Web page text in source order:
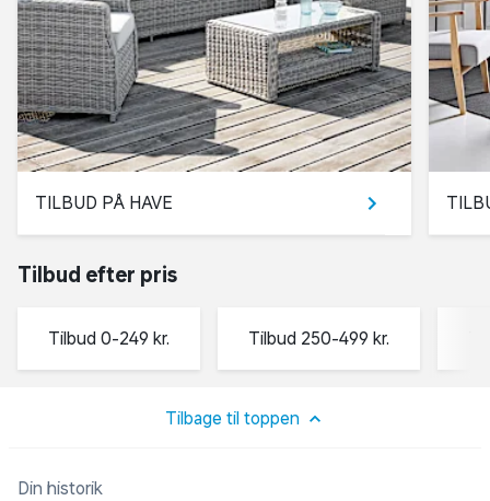
TILBUD PÅ HAVE
Tilbud efter pris
Tilbud 0-249 kr. Tilbud 250-499 kr.
Tilbage til toppen
Din historik